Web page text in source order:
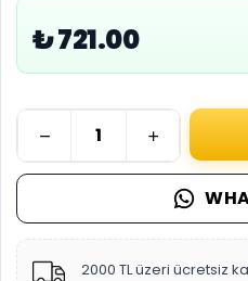
₺ 721.00
2000 TL üzeri ücretsiz